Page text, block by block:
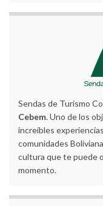
Sendas de Turismo
Cebem. Uno de los
increíbles
comunidades
cultura que te puede
momento.